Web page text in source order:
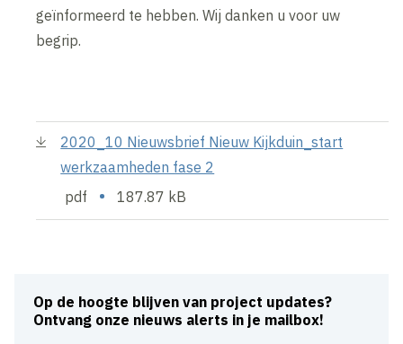
geïnformeerd te hebben. Wij danken u voor uw
begrip.
2020_10 Nieuwsbrief Nieuw Kijkduin_start
werkzaamheden fase 2
pdf
• 187.87 kB
Op de hoogte blijven van project updates?
Ontvang onze nieuws alerts in je mailbox!